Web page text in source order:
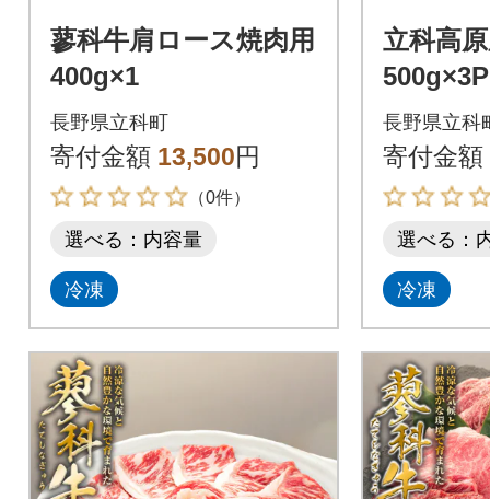
蓼科牛肩ロース焼肉用
400g×1
長野県立科町
寄付金額 13,500円
（0件）
選べる：内容量
冷凍
立科高
長野県立科
寄付金額
選べる：
冷凍